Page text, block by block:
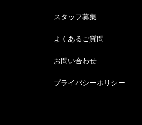
スタッフ募集
よくあるご質問
お問い合わせ
プライバシーポリシー